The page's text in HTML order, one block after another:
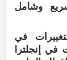
وشامل
في
في إنجلترا